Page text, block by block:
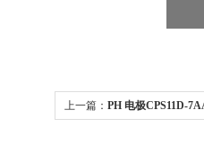
上一篇： PH 电极CPS11D-